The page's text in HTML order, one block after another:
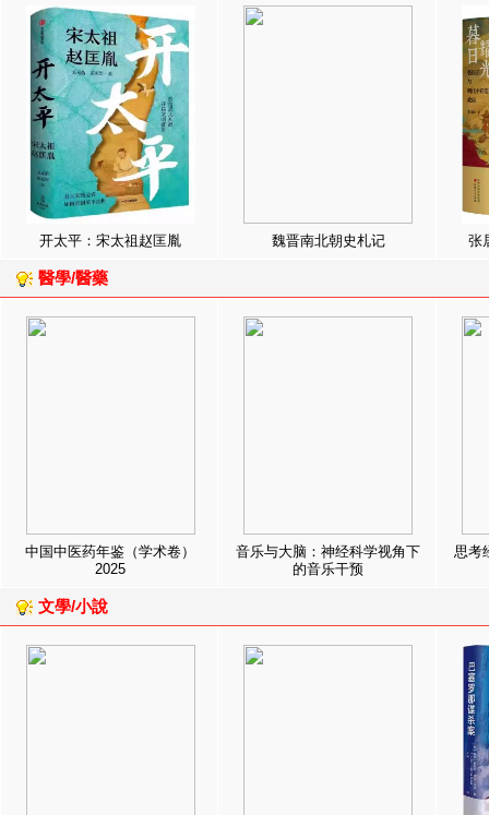
开太平：宋太祖赵匡胤 魏晋南北朝史札记 张
醫學/醫藥
中国中医药年鉴（学术卷）
2025
音乐与大脑：神经科学视角下
的音乐干预
思考
文學/小說